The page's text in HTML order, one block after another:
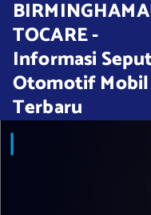
TOCARE -
Informasi
Otomotif Mobil
Terbaru